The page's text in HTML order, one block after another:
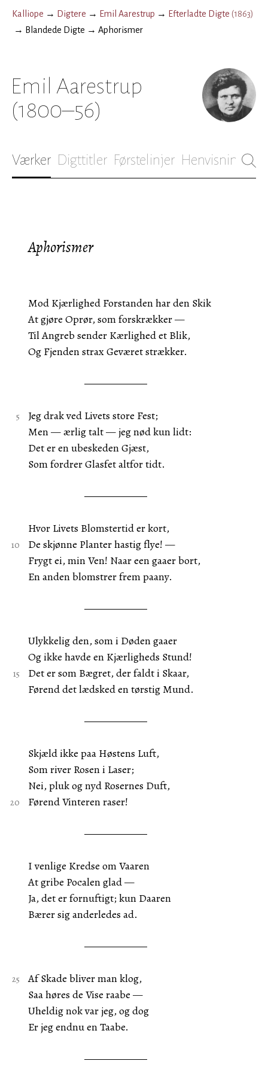
Kalliope → Digtere → Emil Aarestrup → Efterladte Digte (1863)
→ Blandede Digte → Aphorismer
Emil Aarestrup
(1800–56)
Værker Digttitler Førstelinjer Henvisninger
Aphorismer
Mod Kjærlighed Forstanden har den Skik
At gjøre Oprør, som forskrækker —
Til Angreb sender Kærlighed et Blik,
Og Fjenden strax Geværet strækker.
Jeg drak ved Livets store Fest;
Men — ærlig talt — jeg nød kun lidt:
Det er en ubeskeden Gjæst,
Som fordrer Glasfet altfor tidt.
Hvor Livets Blomstertid er kort,
De skjønne Planter hastig flye! —
Frygt ei, min Ven! Naar een gaaer bort,
En anden blomstrer frem paany.
Ulykkelig den, som i Døden gaaer
Og ikke havde en Kjærligheds Stund!
Det er som Bægret, der faldt i Skaar,
Førend det lædsked en tørstig Mund.
Skjæld ikke paa Høstens Luft,
Som river Rosen i Laser;
Nei, pluk og nyd Rosernes Duft,
Førend Vinteren raser!
I venlige Kredse om Vaaren
At gribe Pocalen glad —
Ja, det er fornuftigt; kun Daaren
Bærer sig anderledes ad.
Af Skade bliver man klog,
Saa høres de Vise raabe —
Uheldig nok var jeg, og dog
Er jeg endnu en Taabe.